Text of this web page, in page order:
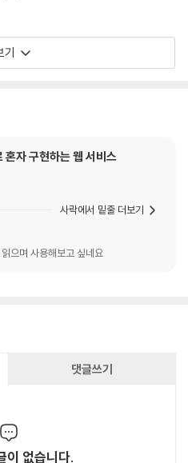
자의 일을 코드 안쪽에만 가두지 않는다
. 개발자가 결국 프로덕트를 만드는
장), AI를 공포나 낙관의 대상이 아
이 쉬워질수록 더 중요해지는 것은
, 검토하고, 테스트하고, 운영 가능한
자로 성장한다는 것은 어느 날 갑자
개발자에게, 이 책은 예전의 좋은 사
기
자 구현하는 웹 서비스
으며 사용해보고 싶네요
사락에서 밑줄 더보기
댓글쓰기
이 없습니다.